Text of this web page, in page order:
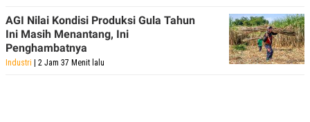
AGI Nilai Kondisi Produksi Gula Tahun
Ini Masih Menantang, Ini
Penghambatnya
Industri | 2 Jam 37 Menit lalu